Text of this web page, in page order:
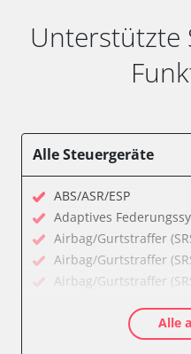
Unterstützte
Alle Steuergeräte
ABS/ASR/ESP
Adaptives
Airbag/Gurtstraffer
Airbag/Gurtstraffer
Airbag/Gurtstraffer
Aktivlenkung
Anhängersteuergerät
Alle